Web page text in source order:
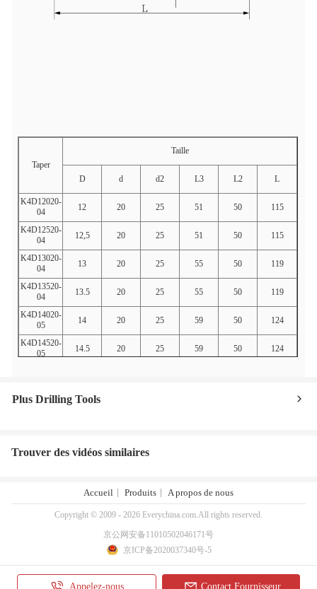
Taper
Taille
D d d2 L3 L2 L
K4D12020-
04
12 20 25 51 50 115
K4D12520-
04
12,5 20 25 51 50 115
K4D13020-
04
13 20 25 55 50 119
K4D13520-
04
13.5 20 25 55 50 119
K4D14020-
05
14 20 25 59 50 124
K4D14520-
05
14.5 20 25 59 50 124
K4D15520-
15,5
K4D16525-
17 25 34 71
K4D17525-
17.5 25 34 71 56
25 34 75
18,5 25 34 75 56 148
Plus Drilling Tools
Trouver des vidéos similaires
Appelez-nous Contact Fournisseur
Accueil Produits A propos de nous
Copyright © 2009 - 2026 Everychina.com.All rights reserved.
京公网安备11010502046171号
京ICP备2020037340号-5